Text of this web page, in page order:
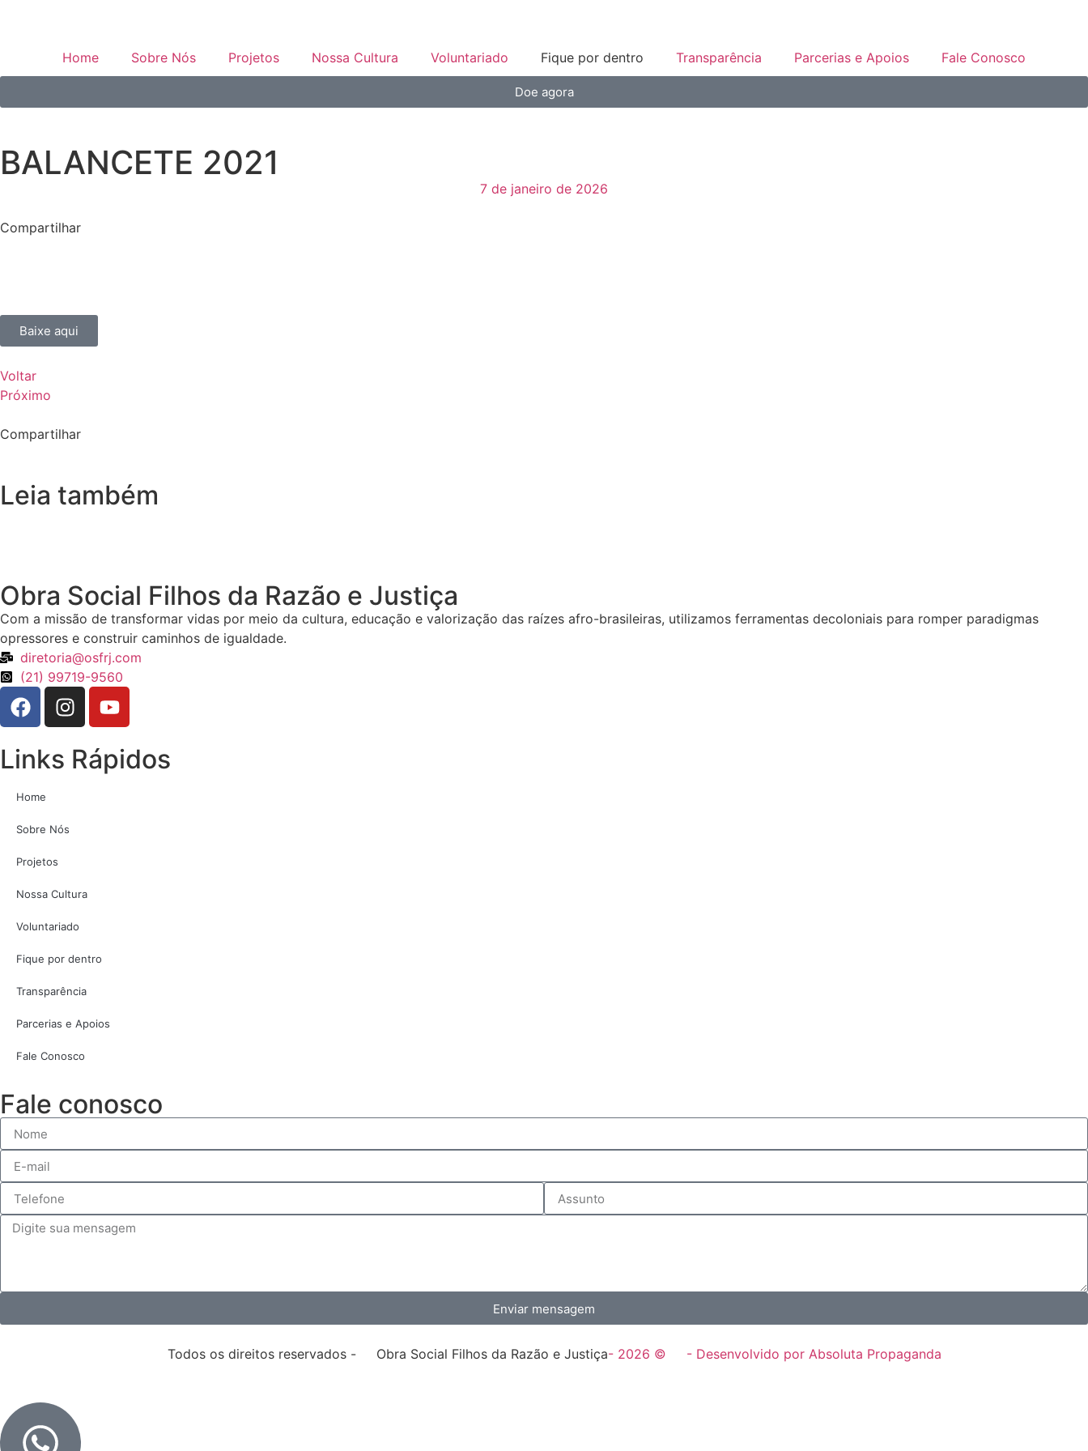
Home Sobre Nós Projetos Nossa Cultura Voluntariado Fique por dentro Transparência Parcerias e Apoios Fale Conosco
Doe agora
BALANCETE 2021
7 de janeiro de 2026
Compartilhar
Baixe aqui
Voltar
Próximo
Compartilhar
Leia também
Obra Social Filhos da Razão e Justiça
Com a missão de transformar vidas por meio da cultura, educação e valorização das raízes afro-brasileiras, utilizamos ferramentas decoloniais para romper paradigmas
opressores e construir caminhos de igualdade.
diretoria@osfrj.com
(21) 99719-9560
Links Rápidos
Home
Sobre Nós
Projetos
Nossa Cultura
Voluntariado
Fique por dentro
Transparência
Parcerias e Apoios
Fale Conosco
Fale conosco
Enviar mensagem
Todos os direitos reservados - Obra Social Filhos da Razão e Justiça- 2026 © - Desenvolvido por Absoluta Propaganda